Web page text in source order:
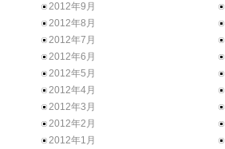
2012年9月
2012年8月
2012年7月
2012年6月
2012年5月
2012年4月
2012年3月
2012年2月
2012年1月